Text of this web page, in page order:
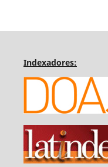
Indexadores: